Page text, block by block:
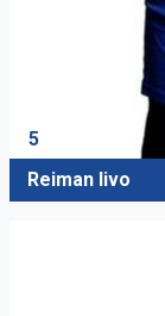
5
Reiman Iivo